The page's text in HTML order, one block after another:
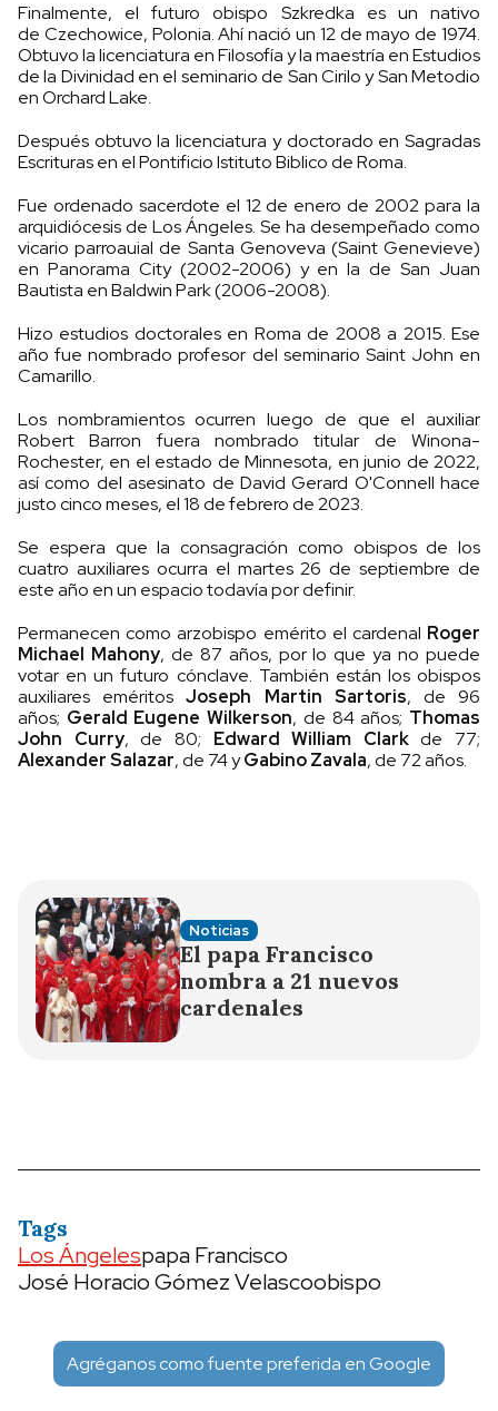
Finalmente, el futuro obispo Szkredka es un nativo
de Czechowice, Polonia. Ahí nació un 12 de mayo de 1974.
Obtuvo la licenciatura en Filosofía y la maestría en Estudios
de la Divinidad en el seminario de San Cirilo y San Metodio
en Orchard Lake.
Después obtuvo la licenciatura y doctorado en Sagradas
Escrituras en el Pontificio Istituto Biblico de Roma.
Fue ordenado sacerdote el 12 de enero de 2002 para la
arquidiócesis de Los Ángeles. Se ha desempeñado como
vicario parroauial de Santa Genoveva (Saint Genevieve)
en Panorama City (2002-2006) y en la de San Juan
Bautista en Baldwin Park (2006-2008).
Hizo estudios doctorales en Roma de 2008 a 2015. Ese
año fue nombrado profesor del seminario Saint John en
Camarillo.
Los nombramientos ocurren luego de que el auxiliar
Robert Barron fuera nombrado titular de Winona-
Rochester, en el estado de Minnesota, en junio de 2022,
así como del asesinato de David Gerard O'Connell hace
justo cinco meses, el 18 de febrero de 2023.
Se espera que la consagración como obispos de los
cuatro auxiliares ocurra el martes 26 de septiembre de
este año en un espacio todavía por definir.
Permanecen como arzobispo emérito el cardenal Roger
Michael Mahony, de 87 años, por lo que ya no puede
votar en un futuro cónclave. También están los obispos
auxiliares eméritosJoseph Martin Sartoris, de 96
años; Gerald Eugene Wilkerson, de 84 años; Thomas
John Curry, de 80; Edward William Clarkde 77;
Alexander Salazar, de 74 yGabino Zavala, de 72 años.
Noticias
El papa Francisco
nombra a 21 nuevos
cardenales
Tags
Los Ángelespapa Francisco
José Horacio Gómez Velascoobispo
Agréganos como fuente preferida en Google